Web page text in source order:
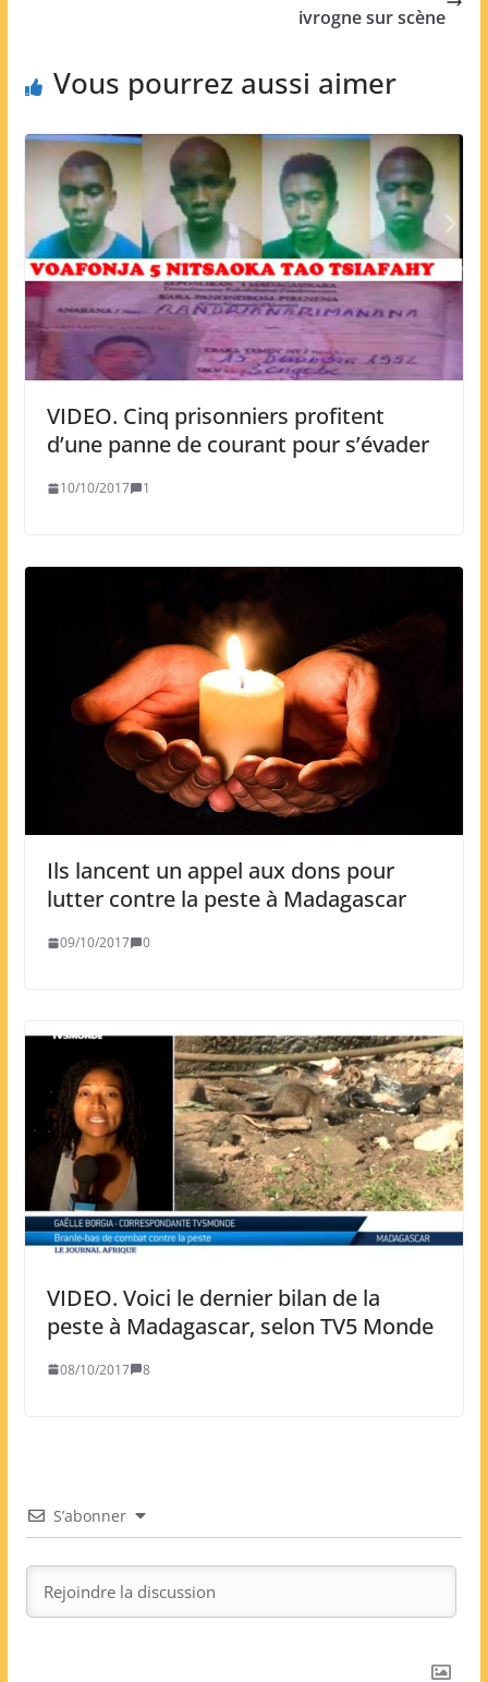
ivrogne sur scène
Vous pourrez aussi aimer
VIDEO. Cinq prisonniers profitent
d’une panne de courant pour s’évader
10/10/2017 1
Ils lancent un appel aux dons pour
lutter contre la peste à Madagascar
09/10/2017 0
VIDEO. Voici le dernier bilan de la
peste à Madagascar, selon TV5 Monde
08/10/2017 8
S’abonner